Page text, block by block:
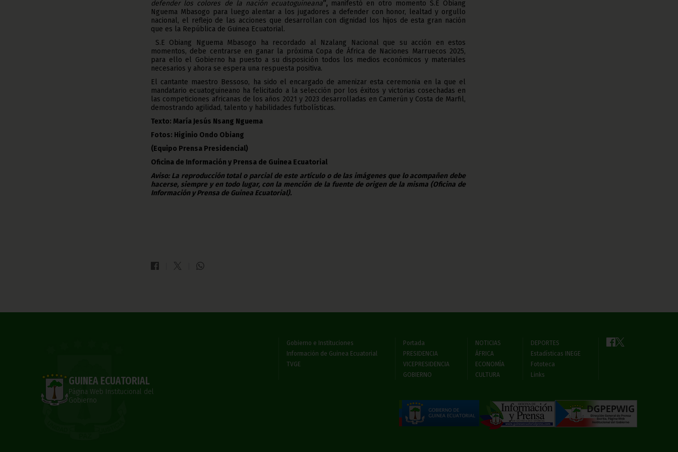
defender los colores de la nación ecuatoguineana”, manifestó en otro momento S.E Obiang
Nguema Mbasogo para luego alentar a los jugadores a defender con honor, lealtad y orgullo
nacional, el reflejo de las acciones que desarrollan con dignidad los hijos de esta gran nación
que es la República de Guinea Ecuatorial.
S.E Obiang Nguema Mbasogo ha recordado al Nzalang Nacional que su acción en estos
momentos, debe centrarse en ganar la próxima Copa de África de Naciones Marruecos 2025,
para ello el Gobierno ha puesto a su disposición todos los medios económicos y materiales
necesarios y ahora se espera una respuesta positiva.
El cantante maestro Bessoso, ha sido el encargado de amenizar esta ceremonia en la que el
mandatario ecuatoguineano ha felicitado a la selección por los éxitos y victorias cosechadas en
las competiciones africanas de los años 2021 y 2023 desarrolladas en Camerún y Costa de Marfil,
demostrando agilidad, talento y habilidades futbolísticas.
Texto: María Jesús Nsang Nguema
Fotos: Higinio Ondo Obiang
(Equipo Prensa Presidencial)
Oficina de Información y Prensa de Guinea Ecuatorial
Aviso: La reproducción total o parcial de este artículo o de las imágenes que lo acompañen debe
hacerse, siempre y en todo lugar, con la mención de la fuente de origen de la misma (Oficina de
Información y Prensa de Guinea Ecuatorial).
GUINEA ECUATORIAL
Página Web Institucional del
Gobierno
Gobierno e Instituciones
Información de Guinea Ecuatorial
TVGE
Portada
PRESIDENCIA
VICEPRESIDENCIA
GOBIERNO
NOTICIAS
ÁFRICA
ECONOMÍA
CULTURA
DEPORTES
Estadísticas INEGE
Fototeca
Links